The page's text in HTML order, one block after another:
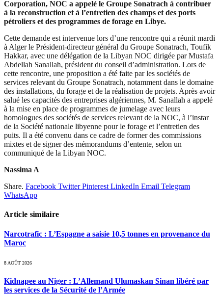
Corporation, NOC a appelé le Groupe Sonatrach à contribuer
à la reconstruction et à l’entretien des champs et des ports
pétroliers et des programmes de forage en Libye.
Cette demande est intervenue lors d’une rencontre qui a réunit mardi
à Alger le Président-directeur général du Groupe Sonatrach, Toufik
Hakkar, avec une délégation de la Libyan NOC dirigée par Mustafa
Abdellah Sanallah, président du conseil d’administration. Lors de
cette rencontre, une proposition a été faite par les sociétés de
services relevant du Groupe Sonatrach, notamment dans le domaine
des installations, du forage et de la réalisation de projets. Après avoir
salué les capacités des entreprises algériennes, M. Sanallah a appelé
à la mise en place de programmes de jumelage avec leurs
homologues des sociétés de services relevant de la NOC, à l’instar
de la Société nationale libyenne pour le forage et l’entretien des
puits. Il a été convenu dans ce cadre de former des commissions
mixtes et de signer des mémorandums d’entente, selon un
communiqué de la Libyan NOC.
Nassima A
Share. Facebook Twitter Pinterest LinkedIn Email Telegram
WhatsApp
Article similaire
Narcotrafic : L’Espagne a saisie 10,5 tonnes en provenance du
Maroc
8 AOÛT 2026
Kidnapee au Niger : L’Allemand Ulumaskan Sinan libéré par
les services de la Sécurité de l’Armée